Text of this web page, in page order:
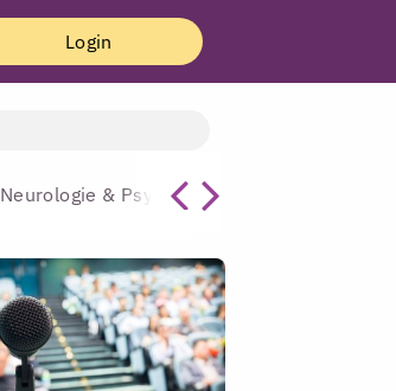
Login
Neurologie & Psychiatrie